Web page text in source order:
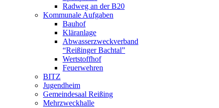
Radweg an der B20
Kommunale Aufgaben
Bauhof
Kläranlage
Abwasserzweckverband
“Reißinger Bachtal”
Wertstoffhof
Feuerwehren
BITZ
Jugendheim
Gemeindesaal Reißing
Mehrzweckhalle